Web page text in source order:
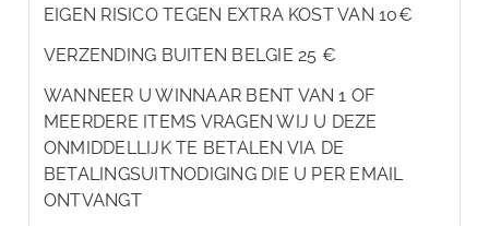
EIGEN RISICO TEGEN EXTRA KOST VAN 10€
VERZENDING BUITEN BELGIE 25 €
WANNEER U WINNAAR BENT VAN 1 OF
MEERDERE ITEMS VRAGEN WIJ U DEZE
ONMIDDELLIJK TE BETALEN VIA DE
BETALINGSUITNODIGING DIE U PER EMAIL
ONTVANGT